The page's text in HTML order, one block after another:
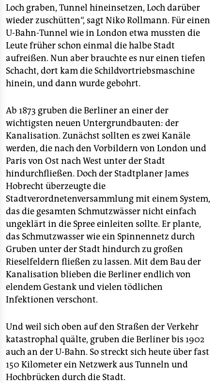
Loch graben, Tunnel hineinsetzen, Loch darüber
wieder zuschütten“, sagt Niko Rollmann. Für einen
U-Bahn-Tunnel wie in London etwa mussten die
Leute früher schon einmal die halbe Stadt
aufreißen. Nun aber brauchte es nur einen tiefen
Schacht, dort kam die Schildvortriebsmaschine
hinein, und dann wurde gebohrt.
Ab 1873 gruben die Berliner an einer der
wichtigsten neuen Untergrundbauten: der
Kanalisation. Zunächst sollten es zwei Kanäle
werden, die nach den Vorbildern von London und
Paris von Ost nach West unter der Stadt
hindurchfließen. Doch der Stadtplaner James
Hobrecht überzeugte die
Stadtverordnetenversammlung mit einem System,
das die gesamten Schmutzwässer nicht einfach
ungeklärt in die Spree einleiten sollte. Er plante,
das Schmutzwasser wie ein Spinnennetz durch
Gruben unter der Stadt hindurch zu großen
Rieselfeldern fließen zu lassen. Mit dem Bau der
Kanalisation blieben die Berliner endlich von
elendem Gestank und vielen tödlichen
Infektionen verschont.
Und weil sich oben auf den Straßen der Verkehr
katastrophal quälte, gruben die Berliner bis 1902
auch an der U-Bahn. So streckt sich heute über fast
150 Kilometer ein Netzwerk aus Tunneln und
Hochbrücken durch die Stadt.